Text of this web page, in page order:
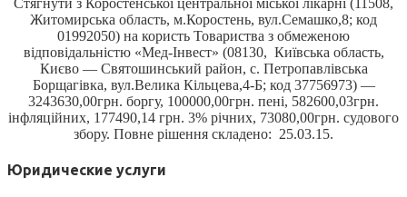
Житомирська область, м.Коростень, вул.Семашко,8; код
01992050) на користь Товариства з обмеженою
відповідальністю «Мед-Інвест» (08130, Київська область,
Києво — Святошинський район, с. Петропавлівська
Борщагівка, вул.Велика Кільцева,4-Б; код 37756973) —
3243630,00грн. боргу, 100000,00грн. пені, 582600,03грн.
інфляційних, 177490,14 грн. 3% річних, 73080,00грн. судового
збору. Повне рішення складено: 25.03.15.
Юридические услуги